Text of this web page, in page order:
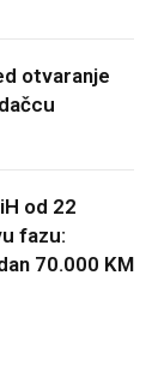
otvaranje
od 22
fazu:
70.000 KM